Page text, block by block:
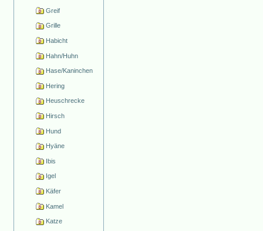
Greif
Grille
Habicht
Hahn/Huhn
Hase/Kaninchen
Hering
Heuschrecke
Hirsch
Hund
Hyäne
Ibis
Igel
Käfer
Kamel
Katze